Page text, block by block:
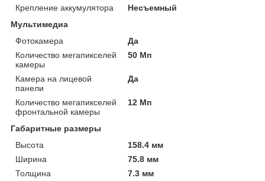
Крепление аккумулятора
Несъемный
Мультимедиа
Фотокамера
Да
Количество мегапикселей
камеры
50 Мп
Камера на лицевой
панели
Да
Количество мегапикселей
фронтальной камеры
12 Мп
Габаритные размеры
Высота
158.4 мм
Ширина
75.8 мм
Толщина
7.3 мм